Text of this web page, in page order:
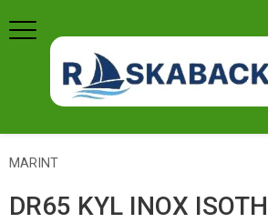
Meny
MARINT
DR65 KYL INOX